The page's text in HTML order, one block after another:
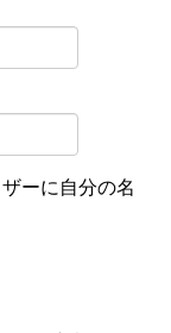
ーに自分の名